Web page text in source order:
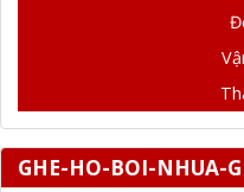
GHE-HO-BOI-NHUA-